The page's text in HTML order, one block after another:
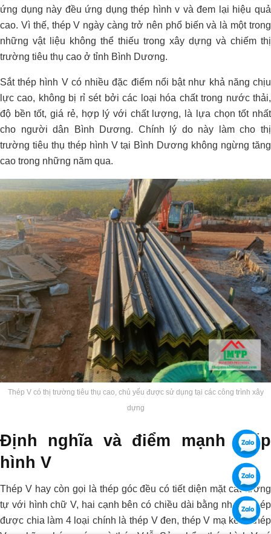
ứng dụng này đều ứng dụng thép hình v và đem lại hiệu quả
cao. Vì thế, thép V ngày càng trở nên phổ biến và là một trong
những vật liệu không thể thiếu trong xây dựng và chiếm thị
trường tiêu thụ cao ở tỉnh Bình Dương.
Sắt thép hình V có nhiều đặc điểm nổi bật như khả năng chịu
lực cao, không bị rỉ sét bởi các loại hóa chất trong nước thải,
độ bền tốt, giá rẻ, hợp lý với chất lượng, là lựa chọn tốt nhất
cho người dân Bình Dương. Chính lý do này làm cho thị
trường tiêu thụ thép hình V tại Bình Dương không ngừng tăng
cao trong những năm qua.
Thép V có thị trường tiêu thụ cao, chủ yếu được sử dụng tại các công trình xây
dựng
Định nghĩa và điểm mạnh thép
hình V
Thép V hay còn gọi là thép góc đều có tiết diện mặt cắt tương
tự với hình chữ V, hai cạnh bên có chiều dài bằng nhau. Thép
được chia làm 4 loại chính là thép V đen, thép V mạ kẽm, thép